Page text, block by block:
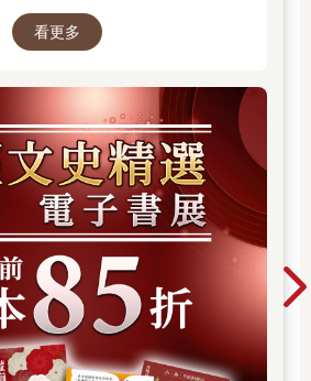
看更多